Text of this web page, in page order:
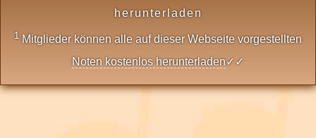
herunterladen
1 Mitglieder können alle auf dieser Webseite vorgestellten
Noten kostenlos herunterladen✓✓